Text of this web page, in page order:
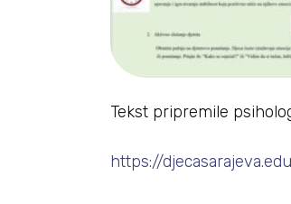
Tekst pripremile
https://